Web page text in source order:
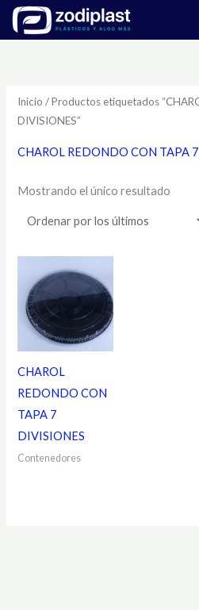
Inicio / Productos etiquetados
DIVISIONES”
CHAROL REDONDO CON TAPA
Mostrando el único resultado
CHAROL
REDONDO CON
TAPA 7
DIVISIONES
Contenedores